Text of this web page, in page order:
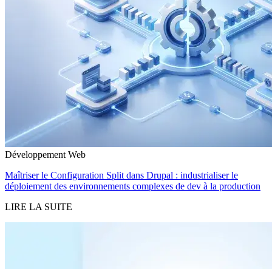
Développement Web
Maîtriser le Configuration Split dans Drupal : industrialiser le
déploiement des environnements complexes de dev à la production
LIRE LA SUITE